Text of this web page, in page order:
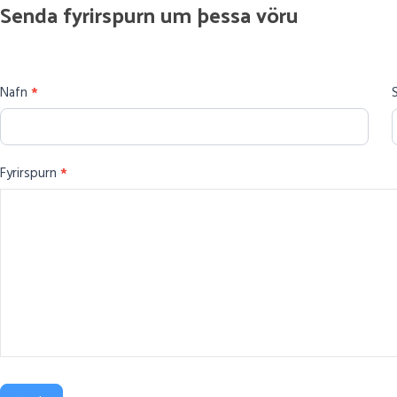
fyrirspurn
þessa
vöru
Senda fyrirspurn um þessa vöru
Nafn *
Fyrirspurn *